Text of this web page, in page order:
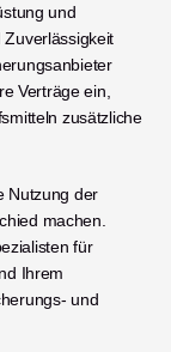
und
Verträge ein,
zusätzliche
Nutzung der
machen.
für
Ihrem
und